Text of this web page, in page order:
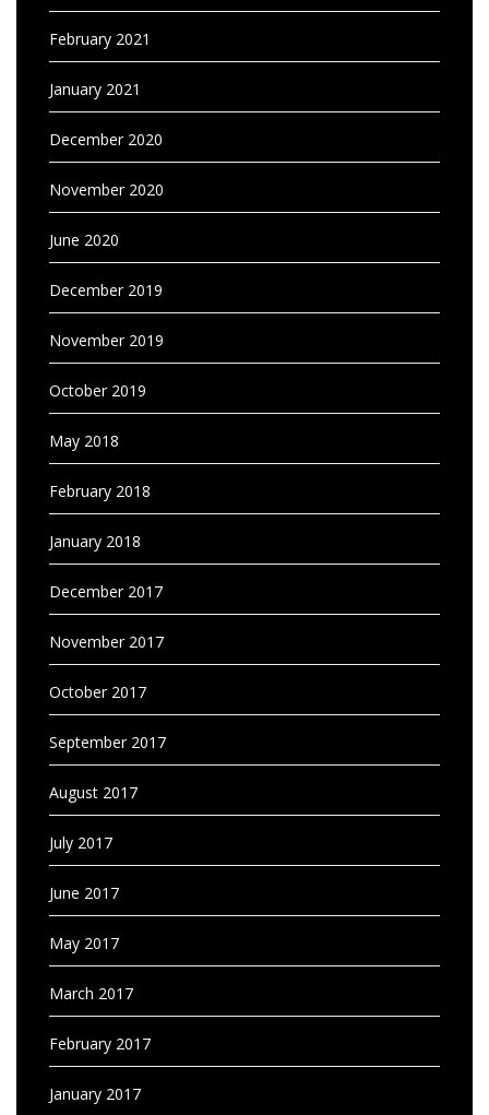
February 2021
January 2021
December 2020
November 2020
June 2020
December 2019
November 2019
October 2019
May 2018
February 2018
January 2018
December 2017
November 2017
October 2017
September 2017
August 2017
July 2017
June 2017
May 2017
March 2017
February 2017
January 2017